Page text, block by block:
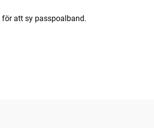
att sy passpoalband.